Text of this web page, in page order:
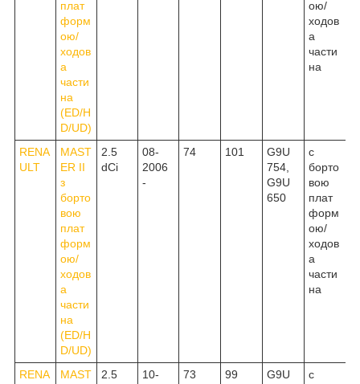
плат
форм
ою/
ходов
а
части
на
(ED/H
D/UD)
ою/
ходов
а
части
на
RENA
ULT
MAST
ER II
з
борто
вою
плат
форм
ою/
ходов
а
части
на
(ED/H
D/UD)
2.5
dCi
08-
2006
-
74 101
G9U
754,
G9U
650
c
борто
вою
плат
форм
ою/
ходов
а
части
на
RENA
MAST
2.5
10-
73 99
G9U
c